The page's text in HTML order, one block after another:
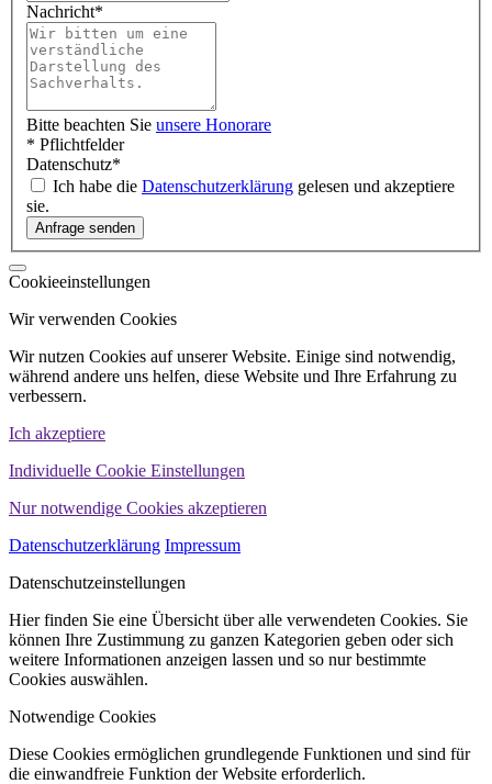
Nachricht*
Bitte beachten Sie unsere Honorare
* Pflichtfelder
Datenschutz*
Ich habe die Datenschutzerklärung gelesen und akzeptiere
sie.
Cookieeinstellungen
Wir verwenden Cookies
Wir nutzen Cookies auf unserer Website. Einige sind notwendig,
während andere uns helfen, diese Website und Ihre Erfahrung zu
verbessern.
Ich akzeptiere
Individuelle Cookie Einstellungen
Nur notwendige Cookies akzeptieren
Datenschutzerklärung Impressum
Datenschutzeinstellungen
Hier finden Sie eine Übersicht über alle verwendeten Cookies. Sie
können Ihre Zustimmung zu ganzen Kategorien geben oder sich
weitere Informationen anzeigen lassen und so nur bestimmte
Cookies auswählen.
Notwendige Cookies
Diese Cookies ermöglichen grundlegende Funktionen und sind für
die einwandfreie Funktion der Website erforderlich.